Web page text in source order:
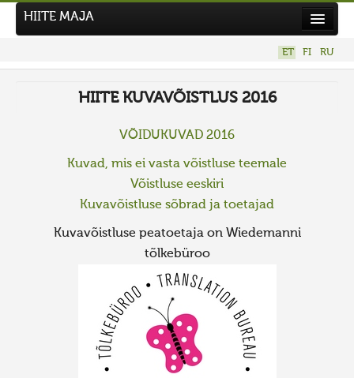
Uudised
UUS KUVAVÕISTLUS
VANEMAD KUVAVÕISTLUSED
HIITE MAJA
ET FI RU
HIITE KUVAVÕISTLUS 2016
VÕIDUKUVAD 2016
Kuvad, mis ei vasta võistluse teemale
Võistluse eeskiri
Kuvavõistluse sõbrad ja toetajad
Kuvavõistluse peatoetaja on Wiedemanni
tõlkebüroo